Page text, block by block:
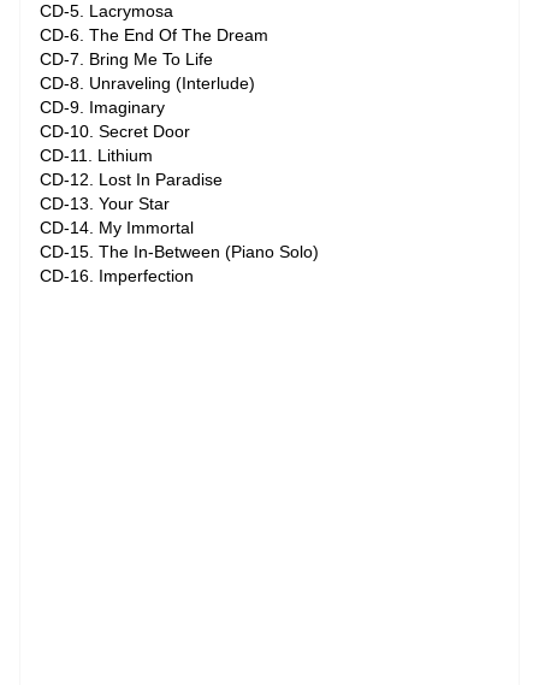
CD-5. Lacrymosa
CD-6. The End Of The Dream
CD-7. Bring Me To Life
CD-8. Unraveling (Interlude)
CD-9. Imaginary
CD-10. Secret Door
CD-11. Lithium
CD-12. Lost In Paradise
CD-13. Your Star
CD-14. My Immortal
CD-15. The In-Between (Piano Solo)
CD-16. Imperfection